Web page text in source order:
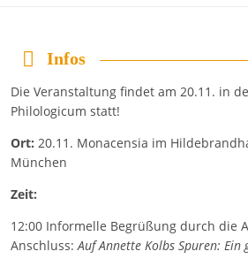
Infos
Die Veranstaltung findet am 20.11. in
Philologicum statt!
Ort: 20.11. Monacensia im
München
Zeit:
12:00 Informelle Begrüßung durch die
Anschluss: Auf Annette Kolbs Spuren: